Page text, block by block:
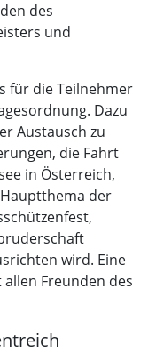
des
und
für die Teilnehmer
Dazu
Austausch zu
die Fahrt
in Österreich,
der
wird. Eine
Freunden des